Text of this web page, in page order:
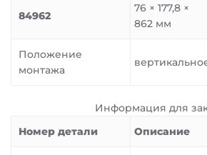
84962
76 × 177,8 ×
862 мм
Положение
монтажа
Информация для
Номер детали
Описание